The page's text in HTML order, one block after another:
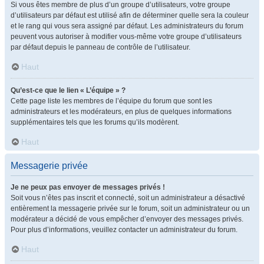
Si vous êtes membre de plus d’un groupe d’utilisateurs, votre groupe
d’utilisateurs par défaut est utilisé afin de déterminer quelle sera la couleur
et le rang qui vous sera assigné par défaut. Les administrateurs du forum
peuvent vous autoriser à modifier vous-même votre groupe d’utilisateurs
par défaut depuis le panneau de contrôle de l’utilisateur.
Haut
Qu’est-ce que le lien « L’équipe » ?
Cette page liste les membres de l’équipe du forum que sont les
administrateurs et les modérateurs, en plus de quelques informations
supplémentaires tels que les forums qu’ils modèrent.
Haut
Messagerie privée
Je ne peux pas envoyer de messages privés !
Soit vous n’êtes pas inscrit et connecté, soit un administrateur a désactivé
entièrement la messagerie privée sur le forum, soit un administrateur ou un
modérateur a décidé de vous empêcher d’envoyer des messages privés.
Pour plus d’informations, veuillez contacter un administrateur du forum.
Haut